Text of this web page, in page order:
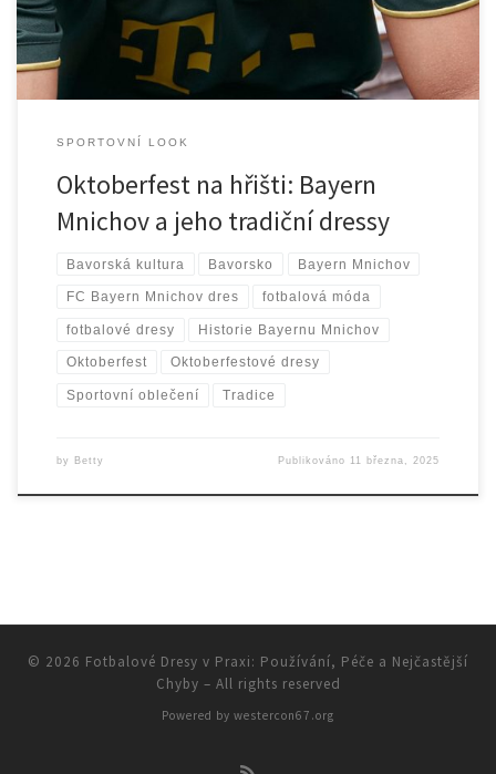
bavorská sdružení, hrdě […]
SPORTOVNÍ LOOK
Oktoberfest na hřišti: Bayern
Mnichov a jeho tradiční dressy
Bavorská kultura Bavorsko Bayern Mnichov
FC Bayern Mnichov dres fotbalová móda
fotbalové dresy Historie Bayernu Mnichov
Oktoberfest Oktoberfestové dresy
Sportovní oblečení Tradice
by Betty Publikováno 11 března, 2025
© 2026 Fotbalové Dresy v Praxi: Používání, Péče a Nejčastější
Chyby – All rights reserved
Powered by westercon67.org